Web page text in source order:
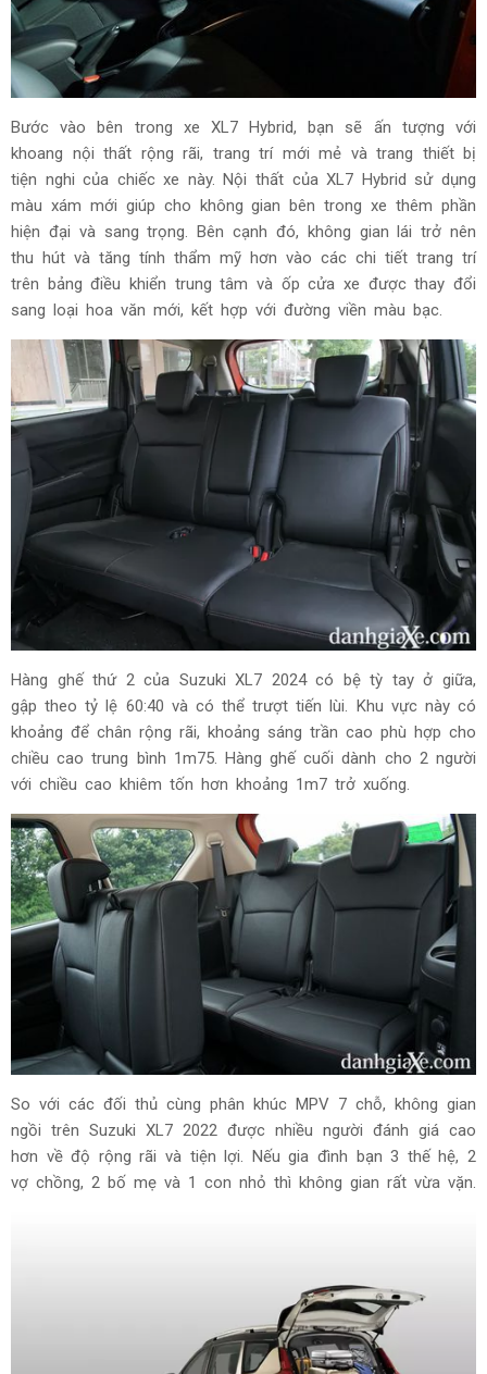
Bước vào bên trong xe XL7 Hybrid, bạn sẽ ấn tượng với
khoang nội thất rộng rãi, trang trí mới mẻ và trang thiết bị
tiện nghi của chiếc xe này. Nội thất của XL7 Hybrid sử dụng
màu xám mới giúp cho không gian bên trong xe thêm phần
hiện đại và sang trọng. Bên cạnh đó, không gian lái trở nên
thu hút và tăng tính thẩm mỹ hơn vào các chi tiết trang trí
trên bảng điều khiển trung tâm và ốp cửa xe được thay đổi
sang loại hoa văn mới, kết hợp với đường viền màu bạc.
Hàng ghế thứ 2 của Suzuki XL7 2024 có bệ tỳ tay ở giữa,
gập theo tỷ lệ 60:40 và có thể trượt tiến lùi. Khu vực này có
khoảng để chân rộng rãi, khoảng sáng trần cao phù hợp cho
chiều cao trung bình 1m75. Hàng ghế cuối dành cho 2 người
với chiều cao khiêm tốn hơn khoảng 1m7 trở xuống.
So với các đối thủ cùng phân khúc MPV 7 chỗ, không gian
ngồi trên Suzuki XL7 2022 được nhiều người đánh giá cao
hơn về độ rộng rãi và tiện lợi. Nếu gia đình bạn 3 thế hệ, 2
vợ chồng, 2 bố mẹ và 1 con nhỏ thì không gian rất vừa vặn.